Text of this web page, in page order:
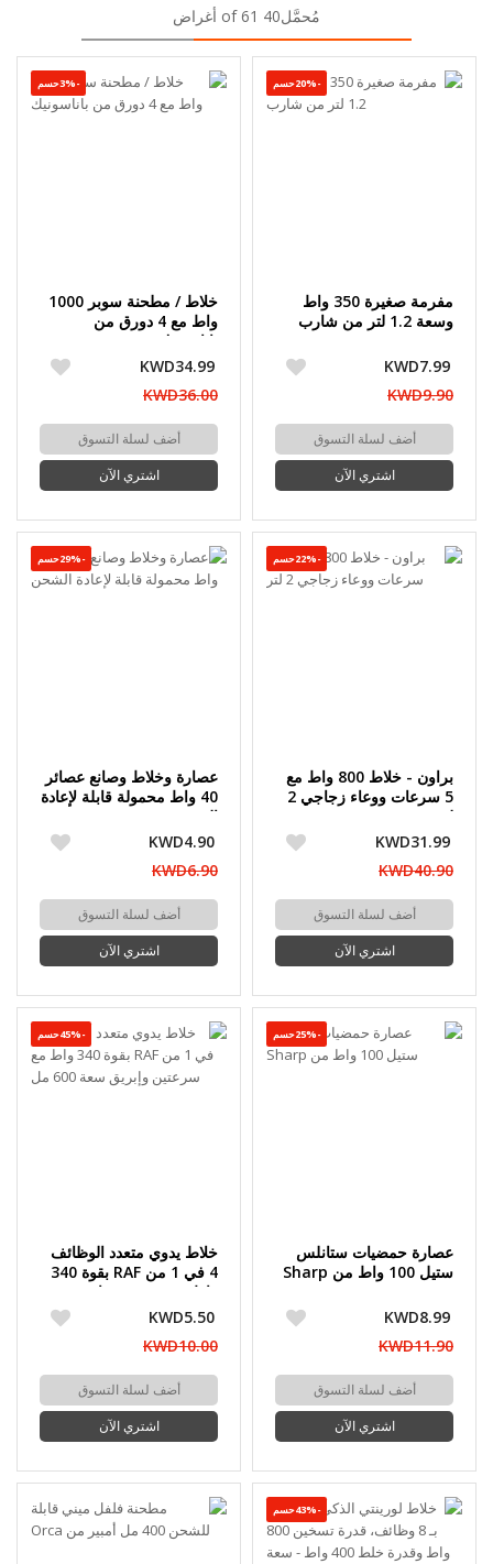
مُحمَّل40 of 61 أغراض
-20%حسم
مفرمة صغيرة 350 واط
وسعة 1.2 لتر من شارب
KWD7.99
KWD9.90
أضف لسلة التسوق
اشتري الآن
-3%حسم
خلاط / مطحنة سوبر 1000
واط مع 4 دورق من
باناسونيك
KWD34.99
KWD36.00
أضف لسلة التسوق
اشتري الآن
-22%حسم
براون - خلاط 800 واط مع
5 سرعات ووعاء زجاجي 2
لتر
KWD31.99
KWD40.90
أضف لسلة التسوق
اشتري الآن
-29%حسم
عصارة وخلاط وصانع عصائر
40 واط محمولة قابلة لإعادة
الشحن
KWD4.90
KWD6.90
أضف لسلة التسوق
اشتري الآن
-25%حسم
عصارة حمضيات ستانلس
ستيل 100 واط من Sharp
KWD8.99
KWD11.90
أضف لسلة التسوق
اشتري الآن
-45%حسم
خلاط يدوي متعدد الوظائف
4 في 1 من RAF بقوة 340
واط مع سرعتين وإبريق
سعة 600 مل
KWD5.50
KWD10.00
أضف لسلة التسوق
اشتري الآن
-43%حسم